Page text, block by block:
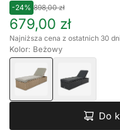
-24% 898,00 zł
679,00 zł
Najniższa cena z ostatnich 30
Kolor: Beżowy
Do